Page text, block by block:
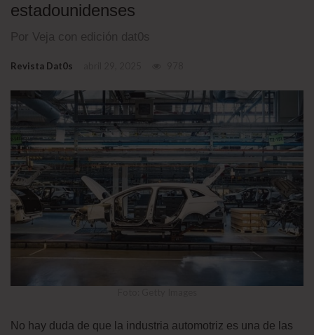
estadounidenses
Por Veja con edición dat0s
Revista Dat0s
No hay duda de que la industria automotriz es una de las